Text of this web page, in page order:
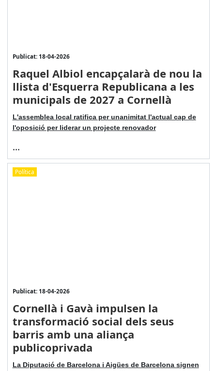
Publicat: 18-04-2026
Raquel Albiol encapçalarà de nou la
llista d'Esquerra Republicana a les
municipals de 2027 a Cornellà
L'assemblea local ratifica per unanimitat l'actual cap de
l'oposició per liderar un projecte renovador
...
Política
Publicat: 18-04-2026
Cornellà i Gavà impulsen la
transformació social dels seus
barris amb una aliança
publicoprivada
La Diputació de Barcelona i Aigües de Barcelona signen